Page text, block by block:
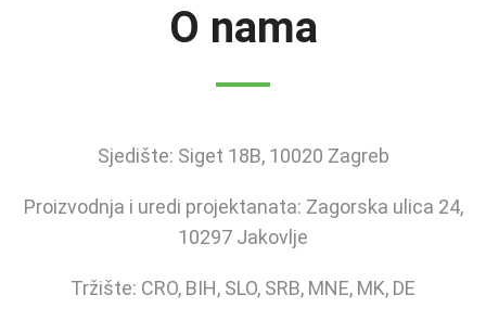
O nama
Sjedište: Siget 18B, 10020 Zagreb
Proizvodnja i uredi projektanata: Zagorska ulica 24,
10297 Jakovlje
Tržište: CRO, BIH, SLO, SRB, MNE, MK, DE